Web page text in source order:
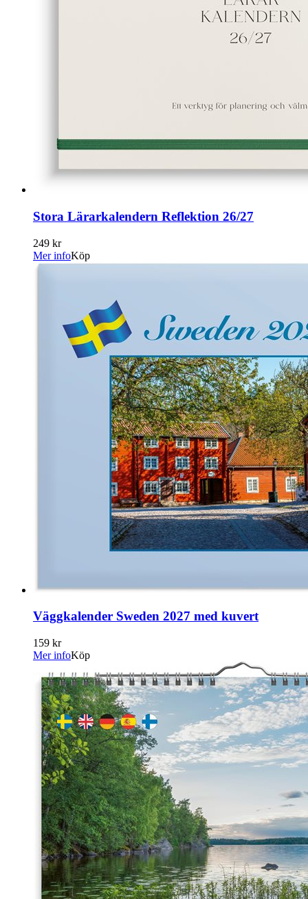
Stora Lärarkalendern Reflektion 26/27
249 kr
Mer infoKöp
Väggkalender Sweden 2027 med kuvert
159 kr
Mer infoKöp